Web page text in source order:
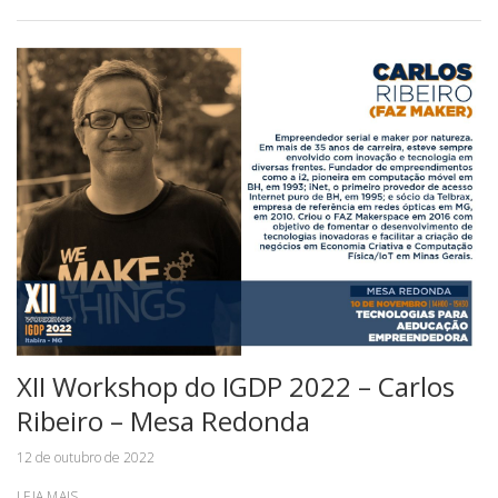
XII Workshop do IGDP 2022 – Carlos
Ribeiro – Mesa Redonda
12 de outubro de 2022